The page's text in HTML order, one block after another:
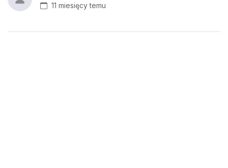
11 miesięcy temu